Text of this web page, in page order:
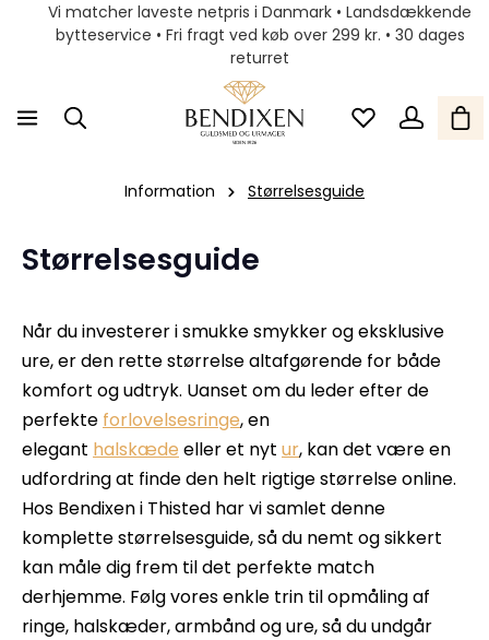
Vi matcher laveste netpris i Danmark • Landsdækkende
bytteservice • Fri fragt ved køb over 299 kr. • 30 dages
returret
Information Størrelsesguide
Størrelsesguide
Når du investerer i smukke smykker og eksklusive
ure, er den rette størrelse altafgørende for både
komfort og udtryk. Uanset om du leder efter de
perfekte forlovelsesringe, en
elegant halskæde eller et nyt ur, kan det være en
udfordring at finde den helt rigtige størrelse online.
Hos Bendixen i Thisted har vi samlet denne
komplette størrelsesguide, så du nemt og sikkert
kan måle dig frem til det perfekte match
derhjemme. Følg vores enkle trin til opmåling af
ringe, halskæder, armbånd og ure, så du undgår